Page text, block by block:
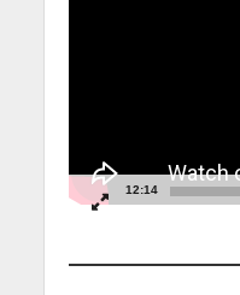
12:14